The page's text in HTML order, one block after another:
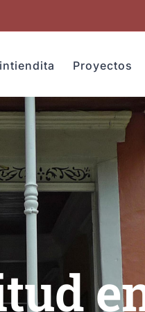
Proyectos